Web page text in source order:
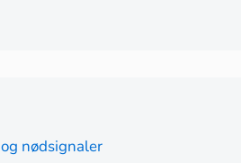
nødsignaler